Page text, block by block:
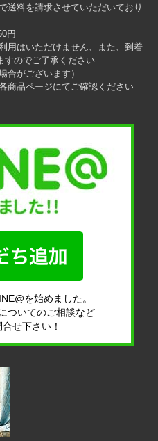
送料を請求させていただいており
円
用はいただけません、また、到着
すのでご了承ください
合がございます）
商品ページにてご確認ください
を始めました。
ついてのご相談など
せ下さい！